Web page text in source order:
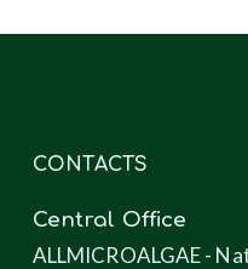
CONTACTS
Central Office
ALLMICROALGAE -